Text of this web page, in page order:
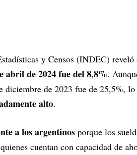
y Censos (INDEC) reveló
abril de 2024 fue del 8,8%.
diciembre de 2023 fue de 25,5%,
alto.
a los argentinos porque los
cuentan con capacidad de